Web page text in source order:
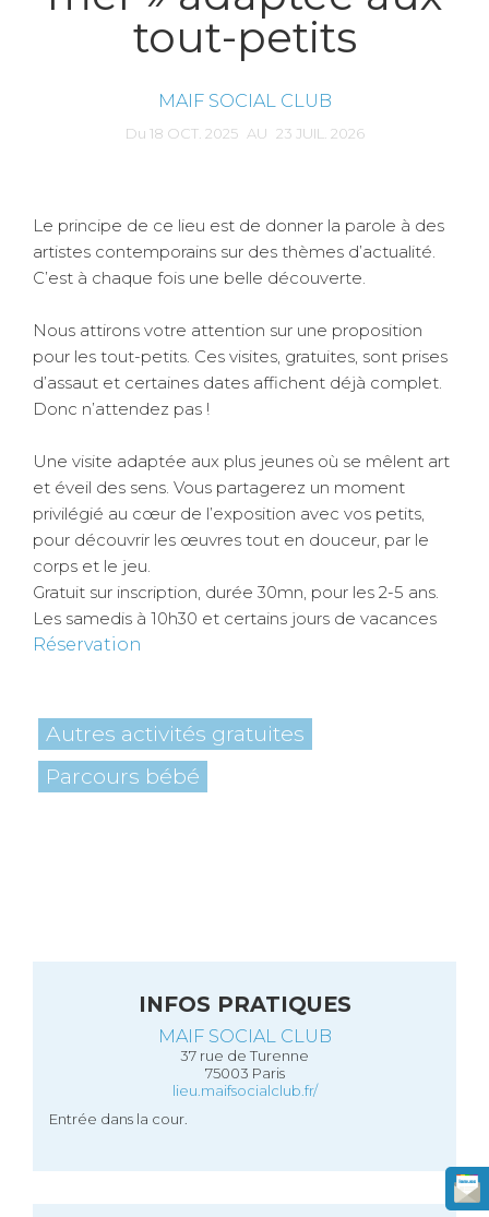
tout-petits
MAIF SOCIAL CLUB
Du 18 OCT. 2025 AU 23 JUIL. 2026
Le principe de ce lieu est de donner la parole à des
artistes contemporains sur des thèmes d’actualité.
C’est à chaque fois une belle découverte.
Nous attirons votre attention sur une proposition
pour les tout-petits. Ces visites, gratuites, sont prises
d’assaut et certaines dates affichent déjà complet.
Donc n’attendez pas !
Une visite adaptée aux plus jeunes où se mêlent art
et éveil des sens. Vous partagerez un moment
privilégié au cœur de l’exposition avec vos petits,
pour découvrir les œuvres tout en douceur, par le
corps et le jeu.
Gratuit sur inscription, durée 30mn, pour les 2-5 ans.
Les samedis à 10h30 et certains jours de vacances
Réservation
Autres activités gratuites
Parcours bébé
INFOS PRATIQUES
MAIF SOCIAL CLUB
37 rue de Turenne
75003 Paris
lieu.maifsocialclub.fr/
Entrée dans la cour.